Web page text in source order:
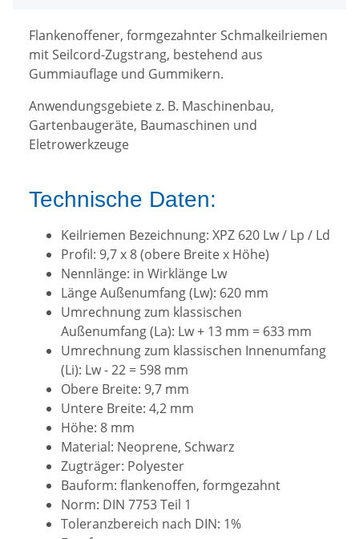
Flankenoffener, formgezahnter Schmalkeilriemen
mit Seilcord-Zugstrang, bestehend aus
Gummiauflage und Gummikern.
Anwendungsgebiete z. B. Maschinenbau,
Gartenbaugeräte, Baumaschinen und
Eletrowerkzeuge
Technische Daten:
Keilriemen Bezeichnung: XPZ 620 Lw / Lp / Ld
Profil: 9,7 x 8 (obere Breite x Höhe)
Nennlänge: in Wirklänge Lw
Länge Außenumfang (Lw): 620 mm
Umrechnung zum klassischen
Außenumfang (La): Lw + 13 mm = 633 mm
Umrechnung zum klassischen Innenumfang
(Li): Lw - 22 = 598 mm
Obere Breite: 9,7 mm
Untere Breite: 4,2 mm
Höhe: 8 mm
Material: Neoprene, Schwarz
Zugträger: Polyester
Bauform: flankenoffen, formgezahnt
Norm: DIN 7753 Teil 1
Toleranzbereich nach DIN: 1%